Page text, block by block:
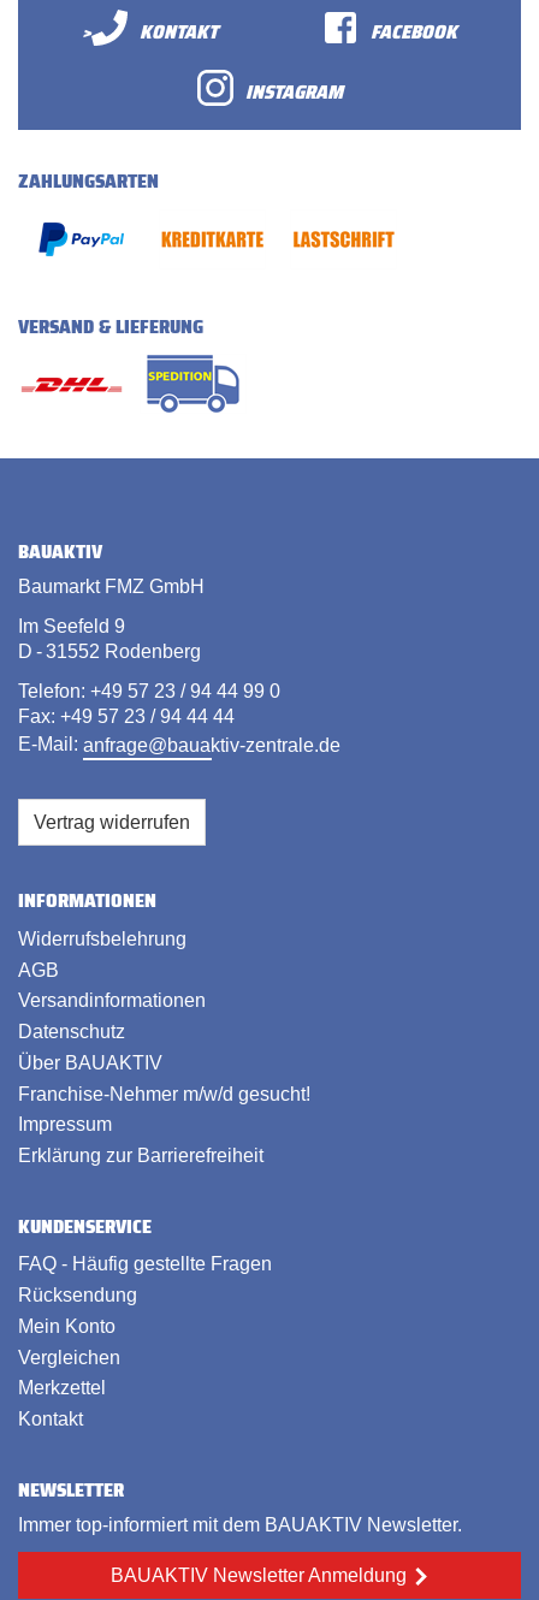
>
KONTAKT
FACEBOOK
INSTAGRAM
ZAHLUNGSARTEN
VERSAND & LIEFERUNG
BAUAKTIV
Baumarkt FMZ GmbH
Im Seefeld 9
D - 31552 Rodenberg
Telefon: +49 57 23 / 94 44 99 0
Fax: +49 57 23 / 94 44 44
E-Mail: anfrage@bauaktiv-zentrale.de
Vertrag widerrufen
INFORMATIONEN
Widerrufsbelehrung
AGB
Versandinformationen
Datenschutz
Über BAUAKTIV
Franchise-Nehmer m/w/d gesucht!
Impressum
Erklärung zur Barrierefreiheit
KUNDENSERVICE
FAQ - Häufig gestellte Fragen
Rücksendung
Mein Konto
Vergleichen
Merkzettel
Kontakt
NEWSLETTER
Immer top-informiert mit dem BAUAKTIV Newsletter.
BAUAKTIV Newsletter Anmeldung